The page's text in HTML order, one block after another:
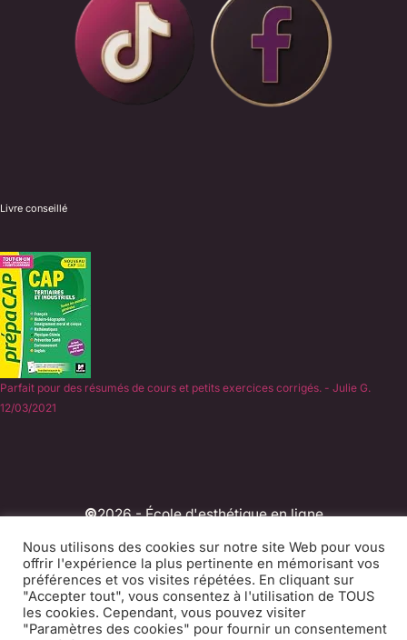
Livre conseillé
Parfait pour des résumés de cours et petits exercices corrigés. - Julie G.
12/03/2021
©2026 - École d'esthétique en ligne
Experts du CAP Esthétique en candidate libre depuis
2011.
CGV
Mentions légales Contact
Blog
Presse
Nous utilisons des cookies sur notre site Web pour vous
offrir l'expérience la plus pertinente en mémorisant vos
préférences et vos visites répétées. En cliquant sur
"Accepter tout", vous consentez à l'utilisation de TOUS
les cookies. Cependant, vous pouvez visiter
"Paramètres des cookies" pour fournir un consentement